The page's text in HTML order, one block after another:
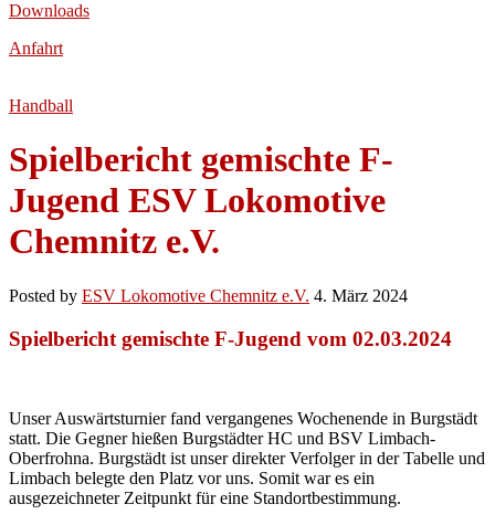
Downloads
Anfahrt
Handball
Spielbericht gemischte F-
Jugend ESV Lokomotive
Chemnitz e.V.
Posted by ESV Lokomotive Chemnitz e.V. 4. März 2024
Spielbericht gemischte F-Jugend vom 02.03.2024
Unser Auswärtsturnier fand vergangenes Wochenende in Burgstädt
statt. Die Gegner hießen Burgstädter HC und BSV Limbach-
Oberfrohna. Burgstädt ist unser direkter Verfolger in der Tabelle und
Limbach belegte den Platz vor uns. Somit war es ein
ausgezeichneter Zeitpunkt für eine Standortbestimmung.